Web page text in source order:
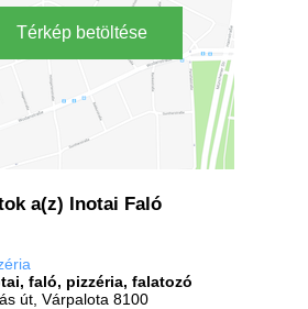
Térkép betöltése
a(z) Inotai Faló
faló, pizzéria, falatozó
út, Várpalota 8100